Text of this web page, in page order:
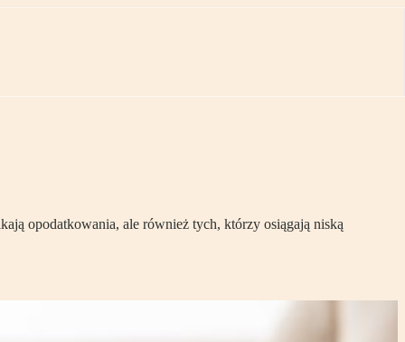
opodatkowania, ale również tych, którzy osiągają niską